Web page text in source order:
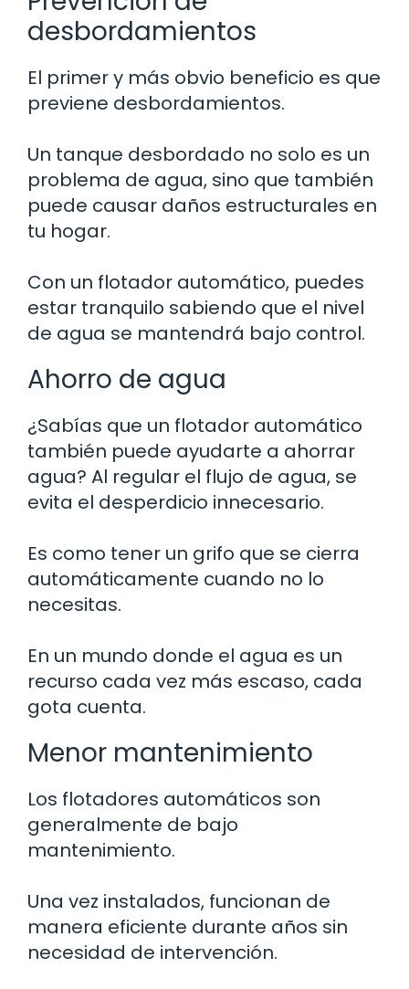
desbordamientos
El primer y más obvio beneficio es que
previene desbordamientos.
Un tanque desbordado no solo es un
problema de agua, sino que también
puede causar daños estructurales en
tu hogar.
Con un flotador automático, puedes
estar tranquilo sabiendo que el nivel
de agua se mantendrá bajo control.
Ahorro de agua
¿Sabías que un flotador automático
también puede ayudarte a ahorrar
agua? Al regular el flujo de agua, se
evita el desperdicio innecesario.
Es como tener un grifo que se cierra
automáticamente cuando no lo
necesitas.
En un mundo donde el agua es un
recurso cada vez más escaso, cada
gota cuenta.
Menor mantenimiento
Los flotadores automáticos son
generalmente de bajo
mantenimiento.
Una vez instalados, funcionan de
manera eficiente durante años sin
necesidad de intervención.